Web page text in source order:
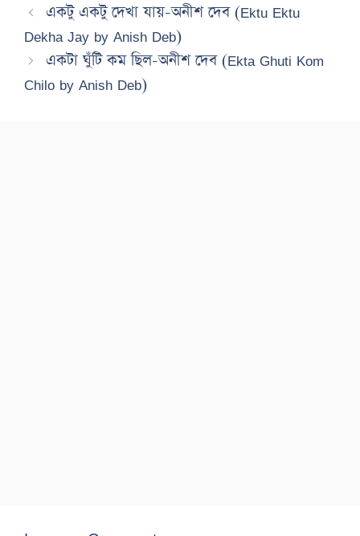
একটু একটু দেখা যায়-অনীশ দেব (Ektu Ektu
Dekha Jay by Anish Deb)
একটা ঘুঁটি কম ছিল-অনীশ দেব (Ekta Ghuti Kom
Chilo by Anish Deb)